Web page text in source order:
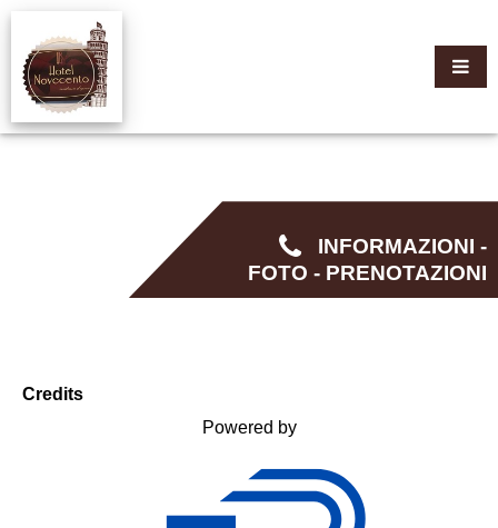
INFORMAZIONI -
FOTO - PRENOTAZIONI
Credits
Powered by